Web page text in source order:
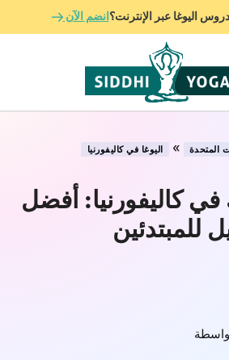
اليوغا عبر الإنترنت؟انضم الآن
المتحدة » اليوغا في كاليفورنيا
كاليفورنيا: أفضل
للمبتدئين